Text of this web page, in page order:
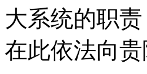
大系统的职
在此依法向